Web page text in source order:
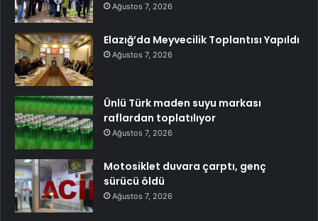
Ağustos 7, 2026
Elazığ’da Meyvecilik Toplantısı Yapıldı
Ağustos 7, 2026
Ünlü Türk maden suyu markası
raflardan toplatılıyor
Ağustos 7, 2026
Motosiklet duvara çarptı, genç
sürücü öldü
Ağustos 7, 2026